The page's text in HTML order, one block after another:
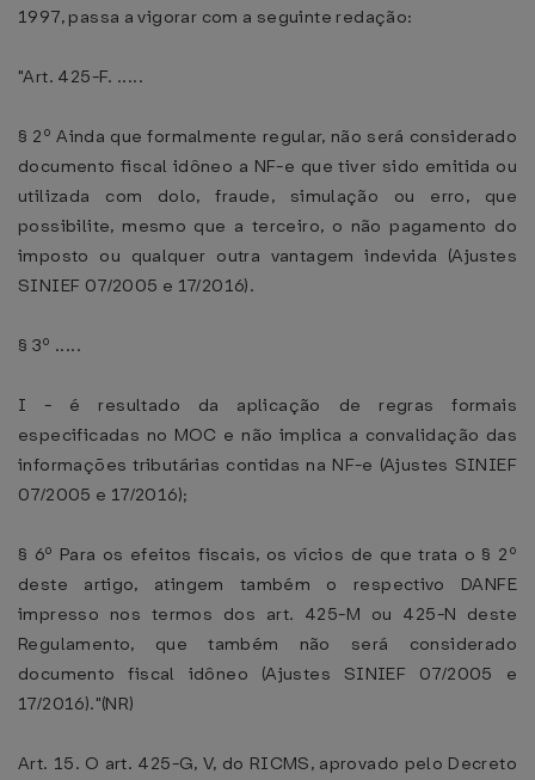
1997, passa a vigorar com a seguinte redação:
"Art. 425-F. .....
§ 2º Ainda que formalmente regular, não será considerado
documento fiscal idôneo a NF-e que tiver sido emitida ou
utilizada com dolo, fraude, simulação ou erro, que
possibilite, mesmo que a terceiro, o não pagamento do
imposto ou qualquer outra vantagem indevida (Ajustes
SINIEF 07/2005 e 17/2016).
§ 3º .....
I - é resultado da aplicação de regras formais
especificadas no MOC e não implica a convalidação das
informações tributárias contidas na NF-e (Ajustes SINIEF
07/2005 e 17/2016);
§ 6º Para os efeitos fiscais, os vícios de que trata o § 2º
deste artigo, atingem também o respectivo DANFE
impresso nos termos dos art. 425-M ou 425-N deste
Regulamento, que também não será considerado
documento fiscal idôneo (Ajustes SINIEF 07/2005 e
17/2016)."(NR)
Art. 15. O art. 425-G, V, do RICMS, aprovado pelo Decreto